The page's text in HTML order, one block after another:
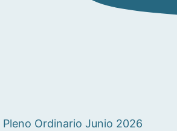
Pleno Ordinario Junio 2026